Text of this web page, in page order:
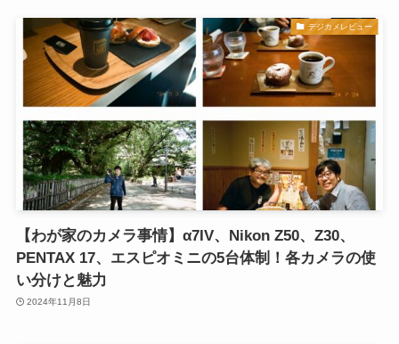
デジカメレビュー
【わが家のカメラ事情】α7IV、Nikon Z50、Z30、
PENTAX 17、エスピオミニの5台体制！各カメラの使
い分けと魅力
2024年11月8日